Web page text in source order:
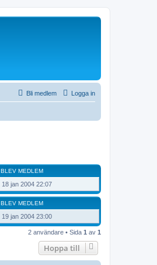
Logga in
Bli medlem
BLEV MEDLEM
18 jan 2004 22:07
BLEV MEDLEM
19 jan 2004 23:00
2 användare • Sida 1 av 1
Hoppa till